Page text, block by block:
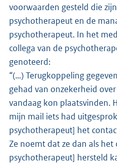
voorwaarden gesteld die
psychotherapeut en de
psychotherapeut. In het
collega van de
genoteerd:
“(…) Terugkoppeling
gehad van onzekerheid
vandaag kon plaatsvinden.
mijn mail iets had
psychotherapeut] het
Ze noemt dat ze dan als
psychotherapeut] hersteld